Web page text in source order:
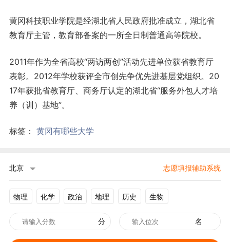
黄冈科技职业学院是经湖北省人民政府批准成立，湖北省
教育厅主管，教育部备案的一所全日制普通高等院校。
2011年作为全省高校“两访两创”活动先进单位获省教育厅
表彰。2012年学校获评全市创先争优先进基层党组织。20
17年获批省教育厅、商务厅认定的湖北省“服务外包人才培
养（训）基地”。
标签： 黄冈有哪些大学
北京 志愿填报辅助系统
物理 化学 政治 地理 历史 生物
分 名